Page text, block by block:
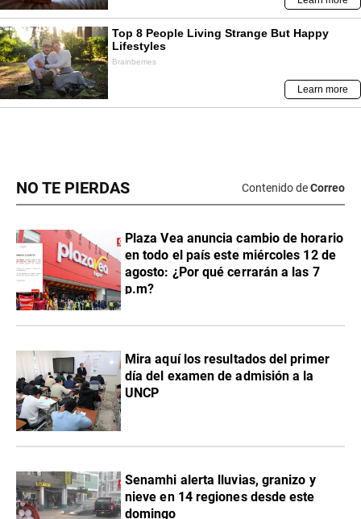
NO TE PIERDAS Contenido deCorreo
Plaza Vea anuncia cambio de horario
en todo el país este miércoles 12 de
agosto: ¿Por qué cerrarán a las 7
p.m?
Mira aquí los resultados del primer
día del examen de admisión a la
UNCP
Senamhi alerta lluvias, granizo y
nieve en 14 regiones desde este
domingo